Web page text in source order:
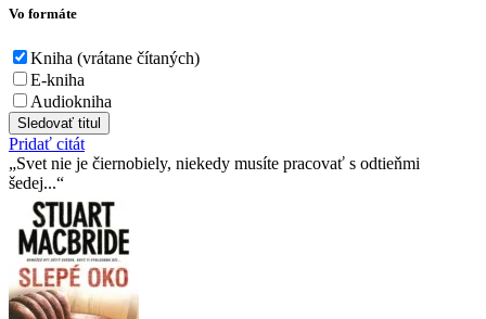
Vo formáte
Kniha (vrátane čítaných)
E-kniha
Audiokniha
Sledovať titul
Pridať citát
Svet nie je čiernobiely, niekedy musíte pracovať s odtieňmi
šedej...